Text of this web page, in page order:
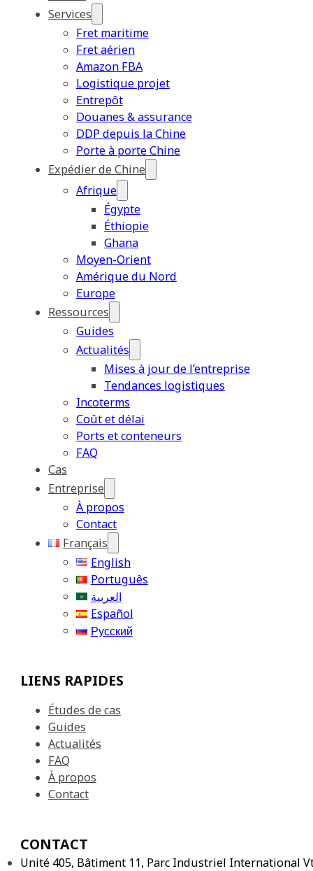
Services
Fret maritime
Fret aérien
Amazon FBA
Logistique projet
Entrepôt
Douanes & assurance
DDP depuis la Chine
Porte à porte Chine
Expédier de Chine
Afrique
Égypte
Éthiopie
Ghana
Moyen-Orient
Amérique du Nord
Europe
Ressources
Guides
Actualités
Mises à jour de l’entreprise
Tendances logistiques
Incoterms
Coût et délai
Ports et conteneurs
FAQ
Cas
Entreprise
À propos
Contact
Français
English
Português
العربية
Español
Русский
LIENS RAPIDES
Études de cas
Guides
Actualités
FAQ
À propos
Contact
CONTACT
Unité 405, Bâtiment 11, Parc Industriel International